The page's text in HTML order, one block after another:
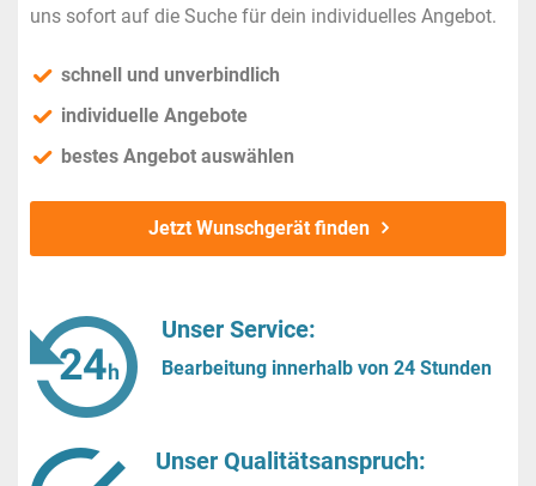
uns sofort auf die Suche für dein individuelles Angebot.
schnell und unverbindlich
individuelle Angebote
bestes Angebot auswählen
Jetzt Wunschgerät finden
Unser Service:
Bearbeitung innerhalb von 24 Stunden
Unser Qualitätsanspruch: